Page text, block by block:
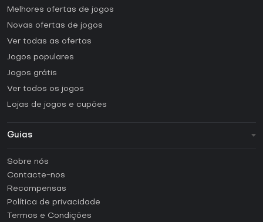
Melhores ofertas de jogos
Novas ofertas de jogos
Ver todas as ofertas
Jogos populares
Jogos grátis
Ver todos os jogos
Lojas de jogos e cupões
Guias
Como ativar uma CD Key Steam?
Como ativar uma CD Key Epic Games?
Como ativar uma CD Key GOG?
Sobre nós
Contacte-nos
Recompensas
Política de privacidade
Termos e Condições